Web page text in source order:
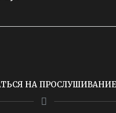
НА ПРОСЛУШИВАНИЕ